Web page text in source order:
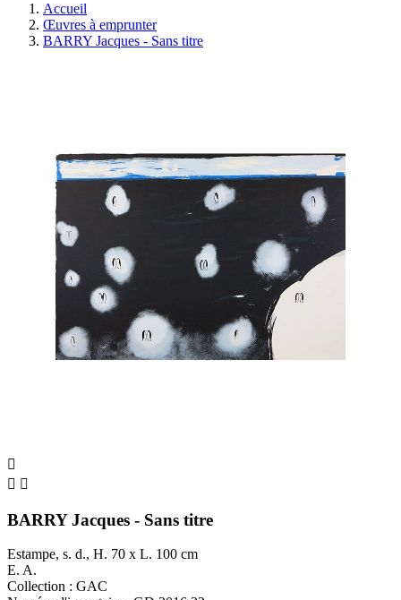
Accueil
Œuvres à emprunter
BARRY Jacques - Sans titre

 
BARRY Jacques - Sans titre
Estampe, s. d., H. 70 x L. 100 cm
E. A.
Collection : GAC